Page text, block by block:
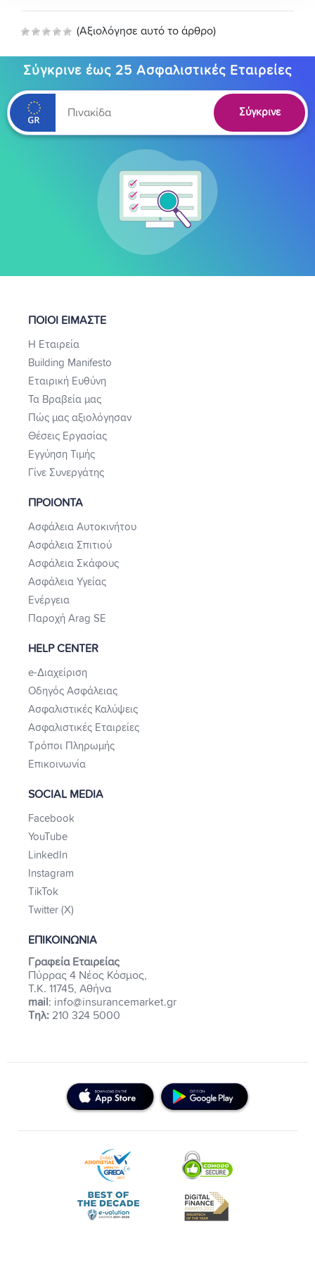
(Αξιολόγησε αυτό το άρθρο)
Σύγκρινε έως 25 Ασφαλιστικές Εταιρείες
Σύγκρινε
ΠΟΙΟΙ ΕΙΜΑΣΤΕ
Η Εταιρεία
Building Manifesto
Εταιρική Ευθύνη
Τα Βραβεία μας
Πώς μας αξιολόγησαν
Θέσεις Εργασίας
Εγγύηση Τιμής
Γίνε Συνεργάτης
ΠΡΟΙΟΝΤΑ
Ασφάλεια Αυτοκινήτου
Ασφάλεια Σπιτιού
Ασφάλεια Σκάφους
Ασφάλεια Υγείας
Ενέργεια
Παροχή Arag SE
HELP CENTER
e-Διαχείριση
Οδηγός Ασφάλειας
Ασφαλιστικές Καλύψεις
Ασφαλιστικές Εταιρείες
Τρόποι Πληρωμής
Επικοινωνία
SOCIAL MEDIA
Facebook
YouTube
LinkedIn
Instagram
TikTok
Twitter (X)
ΕΠΙΚΟΙΝΩΝΙΑ
Γραφεία Εταιρείας
Πύρρας 4 Νέος Κόσμος,
Τ.Κ. 11745, Αθήνα
mail: info@insurancemarket.gr
Τηλ: 210 324 5000